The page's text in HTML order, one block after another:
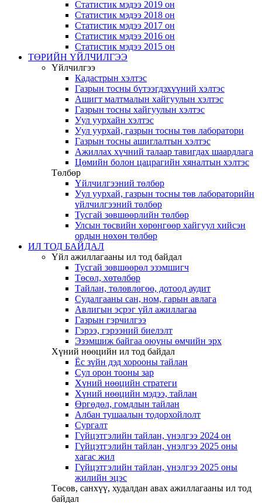
Статистик мэдээ 2019 он
Статистик мэдээ 2018 он
Статистик мэдээ 2017 он
Статистик мэдээ 2016 он
Статистик мэдээ 2015 он
ТӨРИЙН ҮЙЛЧИЛГЭЭ
Үйлчилгээ
Кадастрын хэлтэс
Газрын тосны бүтээгдэхүүний хэлтэс
Ашигт малтмалын хайгуулын хэлтэс
Газрын тосны хайгуулын хэлтэс
Уул уурхайн хэлтэс
Уул уурхай, газрын тосны төв лаборатори
Газрын тосны ашиглалтын хэлтэс
Ажиллах хүчний талаар тавигдах шаардлага
Цөмийн болон цацрагийн хяналтын хэлтэс
Төлбөр
Үйлчилгээний төлбөр
Уул уурхай, газрын тосны төв лабораторийн
үйлчилгээний төлбөр
Тусгай зөвшөөрлийн төлбөр
Улсын төсвийн хөрөнгөөр хайгуул хийсэн
ордын нөхөн төлбөр
ИЛ ТОД БАЙДАЛ
Үйл ажиллагааны ил тод байдал
Тусгай зөвшөөрөл эзэмшигч
Төсөл, хөтөлбөр
Тайлан, төлөвлөгөө, дотоод аудит
Судалгааны сан, ном, гарын авлага
Авлигын эсрэг үйл ажиллагаа
Газрын гэрчилгээ
Гэрээ, гэрээний биелэлт
Эзэмшиж байгаа оюуны өмчийн эрх
Хүний нөөцийн ил тод байдал
Ёс зүйн дэд хорооны тайлан
Сул орон тооны зар
Хүний нөөцийн стратеги
Хүний нөөцийн мэдээ, тайлан
Өргөдөл, гомдлын тайлан
Албан тушаалын тодорхойлолт
Сургалт
Гүйцэтгэлийн тайлан, үнэлгээ 2024 он
Гүйцэтгэлийн тайлан, үнэлгээ 2025 оны
хагас жил
Гүйцэтгэлийн тайлан, үнэлгээ 2025 оны
жилийн эцэс
Төсөв, санхүү, худалдан авах ажиллагааны ил тод
байдал